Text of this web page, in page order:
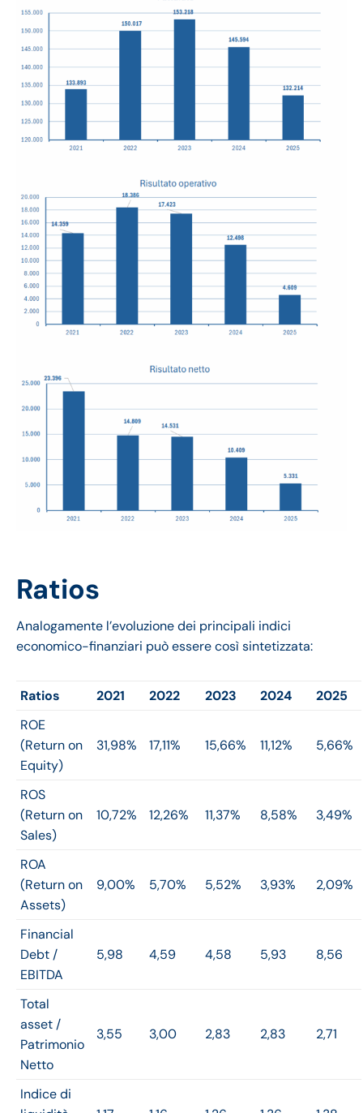
Ratios
Analogamente l’evoluzione dei principali indici
economico-finanziari può essere così sintetizzata:
Ratios 2021 2022 2023 2024
2025
ROE
(Return on
Equity)
31,98% 17,11% 15,66% 11,12% 5,66%
ROS
(Return on
Sales)
10,72% 12,26% 11,37% 8,58% 3,49%
ROA
(Return on
Assets)
9,00% 5,70% 5,52% 3,93% 2,09%
Financial
Debt /
EBITDA
5,98 4,59 4,58 5,93 8,56
Total
asset /
Patrimonio
Netto
3,55 3,00 2,83 2,83 2,71
Indice di